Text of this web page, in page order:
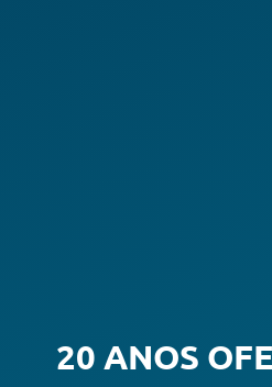
20 ANOS